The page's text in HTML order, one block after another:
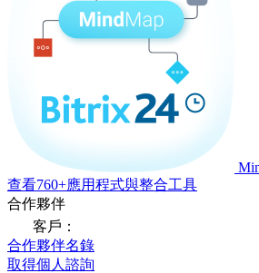
查看760+應用程式與整合工具
合作夥伴
客戶：
合作夥伴名錄
取得個人諮詢